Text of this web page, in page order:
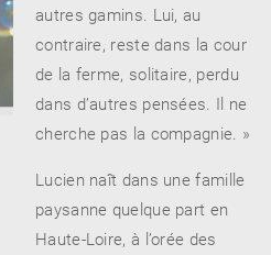
autres gamins. Lui, au
contraire, reste dans la cour
de la ferme, solitaire, perdu
dans d’autres pensées. Il ne
cherche pas la compagnie. »
Lucien naît dans une famille
paysanne quelque part en
Haute-Loire, à l’orée des